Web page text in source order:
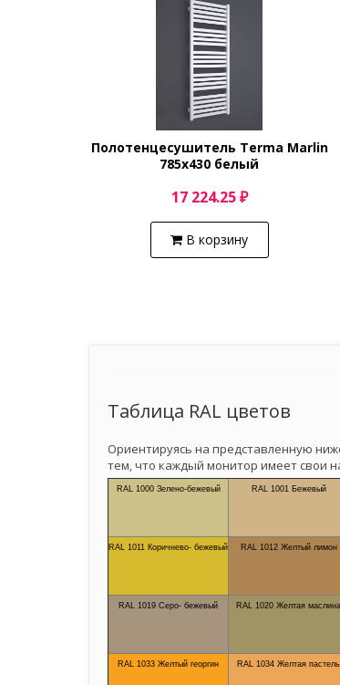
Полотенцесушитель Terma Marlin
785x430 белый
17 224.25 ₽
В корзину
Таблица RAL цветов
Ориентируясь на представленную
тем, что каждый монитор имеет свои
RAL 1000 Зелено-бежевый RAL 1001 Бежевый
RAL 1011 Коричнево- бежевый RAL 1012 Желтый лимон
RAL 1019 Серо- бежевый RAL 1020 Желтая маслина
RAL 1033 Желтый георгин RAL 1034 Желтая пастель